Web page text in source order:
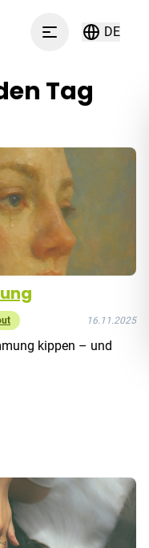
Menu
DE
Tag
16.11.2025
kippen – und